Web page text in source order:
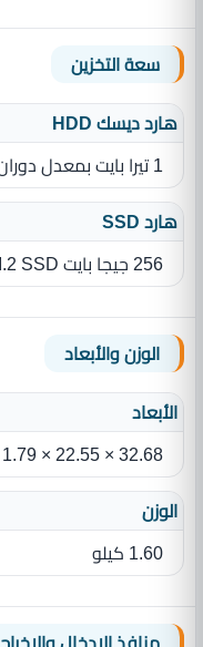
سعة التخزين
هارد ديسك HDD
1 تيرا بايت بمعدل دوران 5400‏ لفة في الدقيقة
هارد SSD
256 جيجا بايت M.2 SSD
الوزن والأبعاد
الأبعاد
32.68 × 22.55 × 1.79 سم
الوزن
1.60‏ كيلو